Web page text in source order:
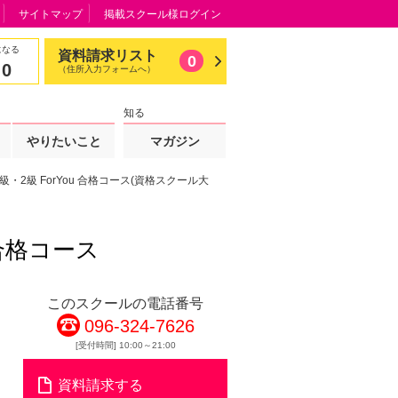
る
0
資料請求リスト
（住所入力フォームへ） 0
やりたいこと
知る
マガジン
サイトマップ 掲載スクール様ログイン
・2級 ForYou 合格コース(資格スクール大
格コース
このスクールの電話番号
096-324-7626
[受付時間] 10:00～21:00
資料請求する